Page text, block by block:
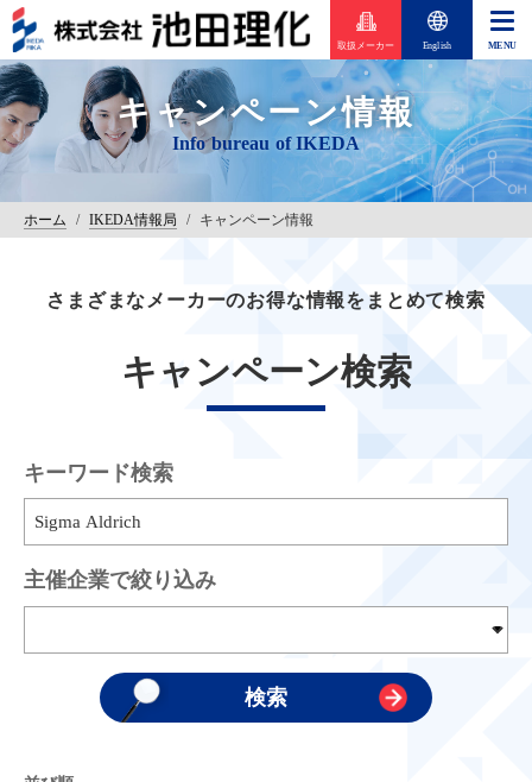
取扱メーカー English
キャンペーン情報
ホーム / IKEDA情報局 / キャンペーン情報
さまざまなメーカーのお得な情報をまとめて検索
キャンペーン検索
キーワード検索
主催企業で絞り込み